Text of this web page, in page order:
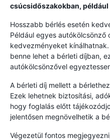
csúcsidőszakokban,
Hosszabb bérlés esetén
Például egyes
kedvezményeket
benne lehet a bérleti díjban,
autókölcsönzővel
A bérleti díj mellett a
Ezek lehetnek biztosítási,
hogy foglalás előtt
jelentősen megnövelhetik a
Végezetül fontos